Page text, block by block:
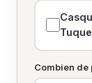
Combien de